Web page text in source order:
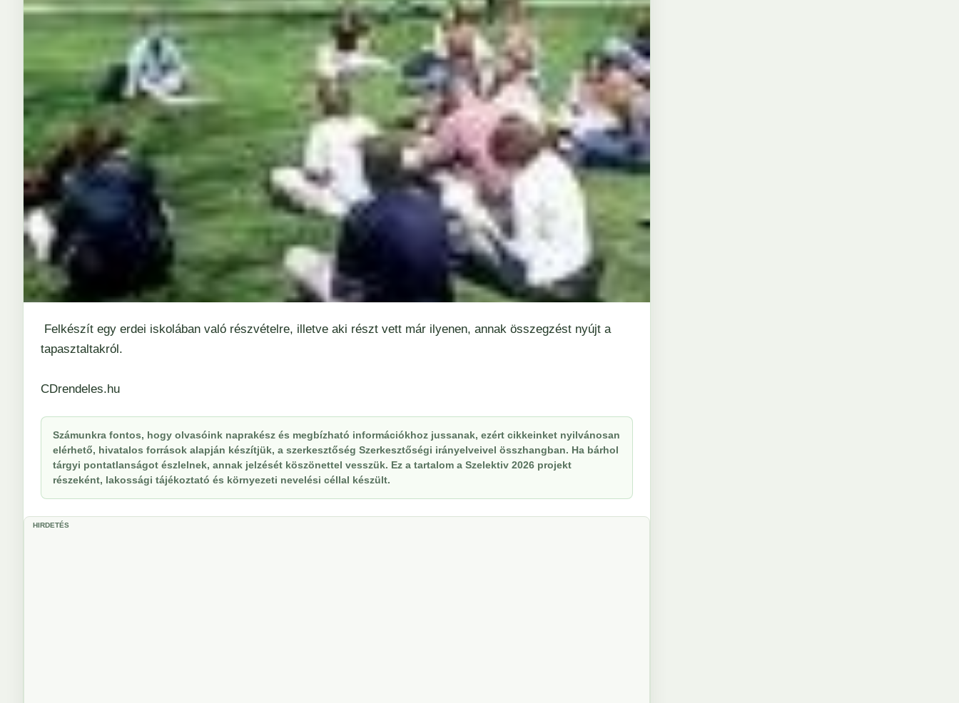
Felkészít egy erdei iskolában való részvételre, illetve aki részt vett már ilyenen, annak összegzést nyújt a
tapasztaltakról.
CDrendeles.hu
Számunkra fontos, hogy olvasóink naprakész és megbízható információkhoz jussanak, ezért cikkeinket nyilvánosan
elérhető, hivatalos források alapján készítjük, a szerkesztőség Szerkesztőségi irányelveivel összhangban. Ha bárhol
tárgyi pontatlanságot észlelnek, annak jelzését köszönettel vesszük. Ez a tartalom a Szelektiv 2026 projekt
részeként, lakossági tájékoztató és környezeti nevelési céllal készült.
HIRDETÉS